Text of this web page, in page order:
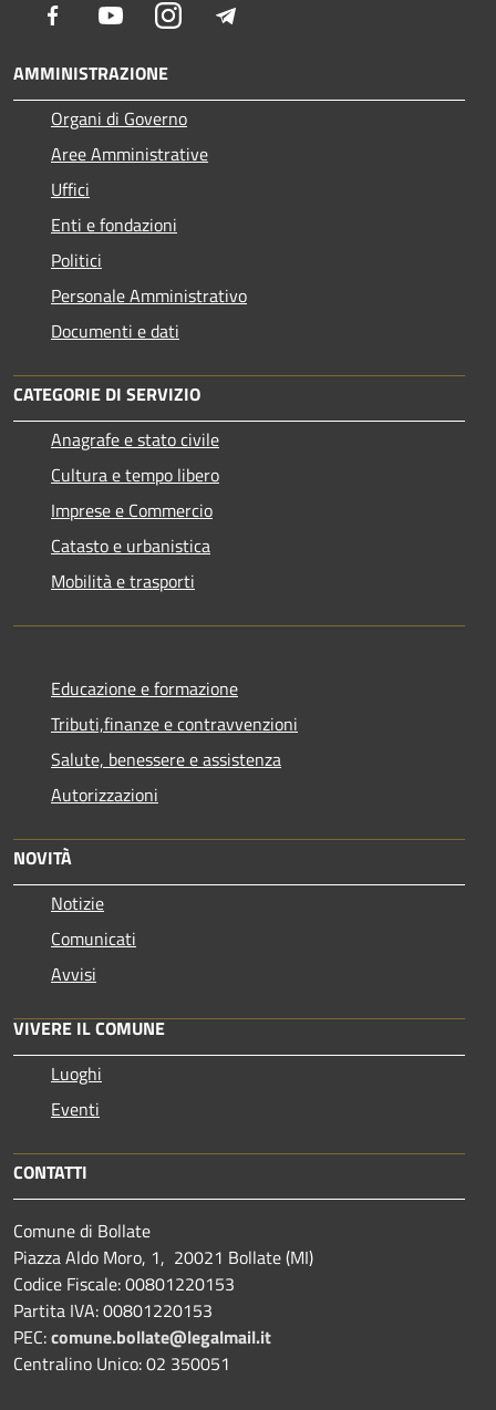
Facebook YoutubeInstagram
AMMINISTRAZIONE
Organi di Governo
Aree Amministrative
Uffici
Enti e fondazioni
Politici
Personale Amministrativo
Documenti e dati
CATEGORIE DI SERVIZIO
Anagrafe e stato civile
Cultura e tempo libero
Imprese e Commercio
Catasto e urbanistica
Mobilità e trasporti
Educazione e formazione
Tributi,finanze e contravvenzioni
Salute, benessere e assistenza
Autorizzazioni
NOVITÀ
Notizie
Comunicati
Avvisi
VIVERE IL COMUNE
Luoghi
Eventi
CONTATTI
Comune di Bollate
Piazza Aldo Moro, 1, 20021 Bollate (MI)
Codice Fiscale: 00801220153
Partita IVA: 00801220153
PEC:comune.bollate@legalmail.it
Centralino Unico: 02 350051